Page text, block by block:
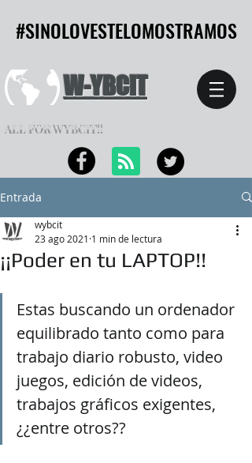
#SINOLOVESTELOMOSTRAMOS
#SINOLOVESTELOMOSTRAMOS
ALL FOR WYBCIT!!
W-YBCIT
Entrada
¡¡Poder en tu LAPTOP!!
wybcit
23 ago 2021 1 min de lectura
Estas buscando un ordenador
equilibrado tanto como para
trabajo diario robusto, video
juegos, edición de videos,
trabajos gráficos exigentes,
¿¿entre otros??